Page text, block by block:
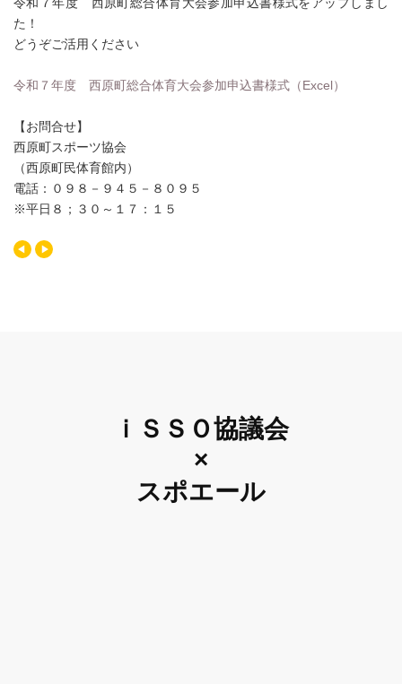
た！
どうぞご活用ください
令和７年度 西原町総合体育大会参加申込書様式（Excel）
【お問合せ】
西原町スポーツ協会
（西原町民体育館内）
電話：０９８－９４５－８０９５
※平日８；３０～１７：１５
ｉＳＳＯ協議会
×
スポエール